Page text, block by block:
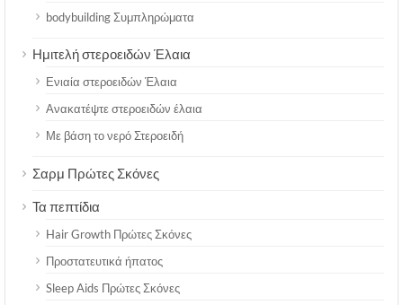
bodybuilding Συμπληρώματα
Ημιτελή στεροειδών Έλαια
Ενιαία στεροειδών Έλαια
Ανακατέψτε στεροειδών έλαια
Με βάση το νερό Στεροειδή
Σαρμ Πρώτες Σκόνες
Τα πεπτίδια
Hair Growth Πρώτες Σκόνες
Προστατευτικά ήπατος
Sleep Aids Πρώτες Σκόνες